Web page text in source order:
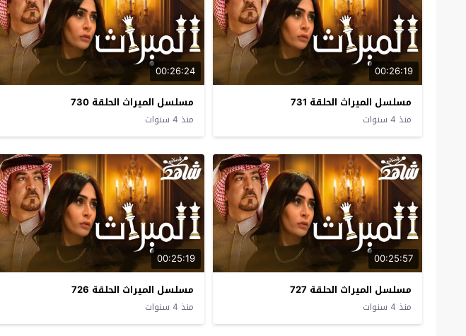
00:26:19
مسلسل الميراث الحلقة 731
منذ 4 سنوات
00:26:24
مسلسل الميراث الحلقة 730
منذ 4 سنوات
00:25:57
مسلسل الميراث الحلقة 727
منذ 4 سنوات
00:25:19
مسلسل الميراث الحلقة 726
منذ 4 سنوات